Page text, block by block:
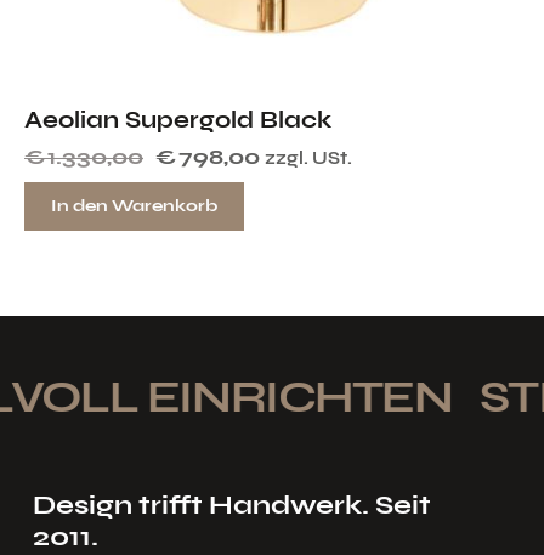
Aeolian Supergold Black
€1.330,00 €798,00 zzgl. USt.
In den Warenkorb
EINRICHTEN
Design trifft Handwerk. Seit
2011.